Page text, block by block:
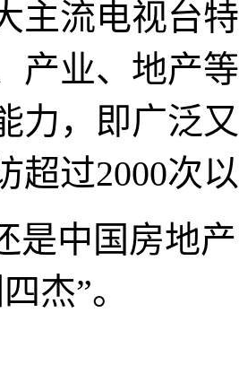
主流电视台
产业、地产
力，即广泛
超过2000次
是中国房地
杰”。